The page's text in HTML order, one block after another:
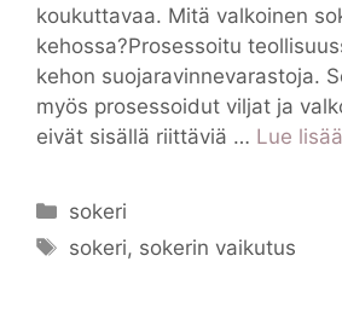
koukuttavaa. Mitä valkoinen
kehossa?Prosessoitu
kehon suojaravinnevarastoja.
myös prosessoidut viljat ja
eivät sisällä riittäviä … Lue lisää
Kategoriat
sokeri
Avainsanat
sokeri, sokerin vaikutus